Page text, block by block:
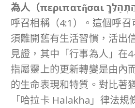
為人（περιπατῆσαι
呼召相稱（4:1）。這個呼
須離開舊有生活習慣，活出
見證，其中「行事為人」在
指屬靈上的更新轉變是由內
的生命表現和特質。對比著
「哈拉卡 Halakha」律法規